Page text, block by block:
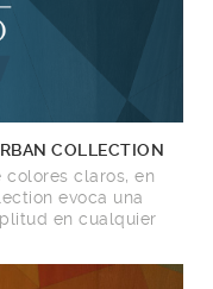
COLLECTION
claros, en
evoca una
en cualquier